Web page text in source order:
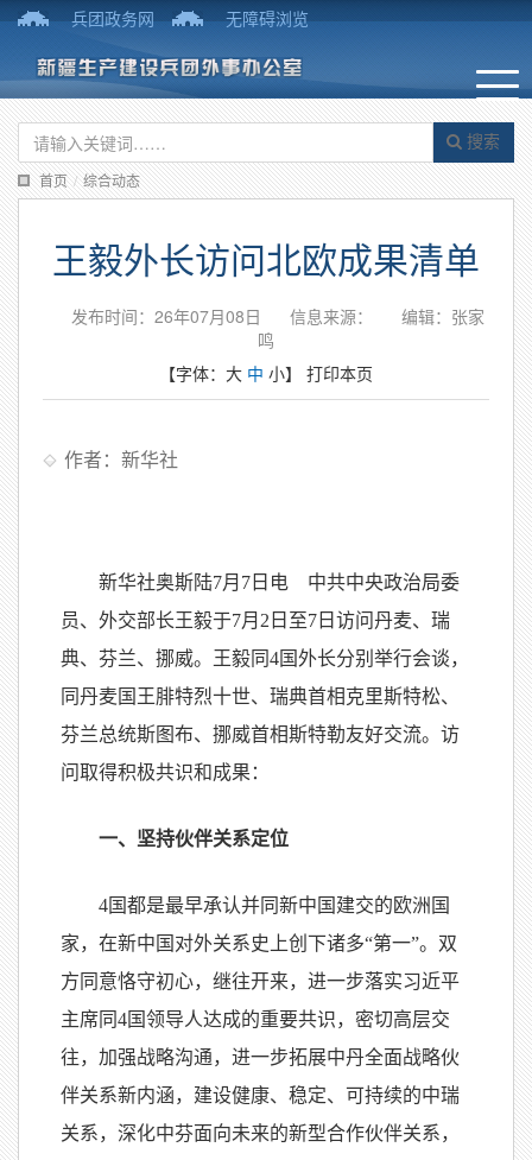
兵团政务网 无障碍浏览
搜索
首页 / 综合动态
王毅外长访问北欧成果清单
发布时间：26年07月08日 信息来源：
编辑：张家
鸣
【字体： 大 中 小】 打印本页
作者：新华社
新华社奥斯陆7月 7 日电 中共中央政治局委
员、外交部长王毅于7月 2 日至7 日访问丹麦、瑞
典、芬兰、挪威。王毅同4国外长分别举行会谈，
同丹麦国王腓特烈十世、瑞典首相克里斯特松、
芬兰总统斯图布、挪威首相斯特勒友好交流。访
问取得积极共识和成果：
一、坚持伙伴关系定位
4国都是最早承认并同新中国建交的欧洲国
家，在新中国对外关系史上创下诸多“第一”。双
方同意恪守初心，继往开来，进一步落实习近平
主席同4国领导人达成的重要共识，密切高层交
往，加强战略沟通，进一步拓展中丹全面战略伙
伴关系新内涵，建设健康、稳定、可持续的中瑞
关系，深化中芬面向未来的新型合作伙伴关系，